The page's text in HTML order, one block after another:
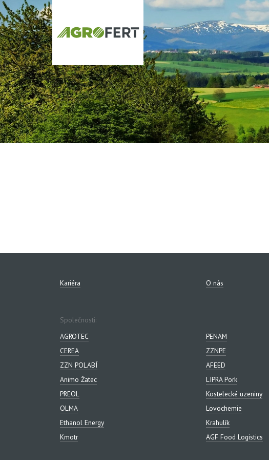
Kariéra O nás
Společnosti:
AGROTEC
PENAM
CEREA
ZZNPE
ZZN POLABÍ
AFEED
Animo Žatec
LIPRA Pork
PREOL
Kostelecké uzeniny
OLMA
Lovochemie
Ethanol Energy
Krahulík
Kmotr
AGF Food Logistics